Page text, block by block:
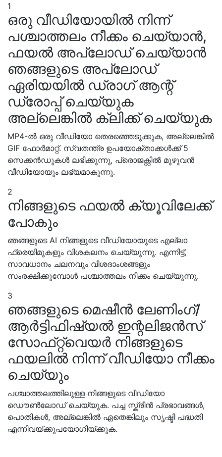
1
ഒരു വീഡിയോയിൽ നിന്ന്
പശ്ചാത്തലം നീക്കം ചെയ്യാൻ,
ഫയൽ അപ്‌ലോഡ് ചെയ്യാൻ
ഞങ്ങളുടെ അപ്‌ലോഡ്
ഏരിയയിൽ ഡ്രാഗ് ആന്റ്
ഡ്രോപ്പ് ചെയ്യുക
അല്ലെങ്കിൽ ക്ലിക്ക് ചെയ്യുക
MP4-ല്‍ ഒരു വീഡിയോ തെരഞ്ഞെടുക്കുക, അല്ലെങ്കില്‍
GIF ഫോര്‍മാറ്റ്. സ്വതന്ത്ര ഉപയോക്താക്കള്‍ക്ക് 5
സെക്കന്‍ഡുകള്‍ ലഭിക്കുന്നു, പ്രൊജക്റ്റില്‍ മുഴുവന്‍
വീഡിയോയും ലഭ്യമാകുന്നു.
2
നിങ്ങളുടെ ഫയൽ ക്യൂവിലേക്ക്
പോകും
ഞങ്ങളുടെ AI നിങ്ങളുടെ വീഡിയോയുടെ എല്ലാ
ഫ്രെയിമുകളും വിശകലനം ചെയ്യുന്നു. എന്നിട്ട്,
സാവധാനം ചലനവും വിശദാംശങ്ങളും
സംരക്ഷിക്കുമ്പോള്‍ പശ്ചാത്തലം നീക്കം ചെയ്യുന്നു.
3
ഞങ്ങളുടെ മെഷീൻ ലേണിംഗ്/
ആർട്ടിഫിഷ്യൽ ഇന്റലിജൻസ്
സോഫ്‌റ്റ്‌വെയർ നിങ്ങളുടെ
ഫയലിൽ നിന്ന് വീഡിയോ നീക്കം
ചെയ്യും
പശ്ചാത്തലത്തിലുള്ള നിങ്ങളുടെ വീഡിയോ
ഡൌണ്‍ലോഡ് ചെയ്യുക. പച്ച സ്ക്രീന്‍ പ്രഭാവങ്ങള്‍,
പൊതികള്‍, അല്ലെങ്കില്‍ ഏതെങ്കിലും സൃഷ്ടി പദ്ധതി
എന്നിവയ്ക്കുപയോഗിയ്ക്കുക.